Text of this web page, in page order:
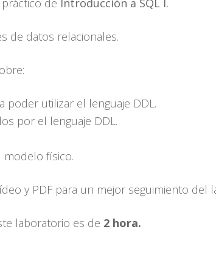
de Introducción a SQL I.
de datos relacionales.
poder utilizar el lenguaje DDL.
por el lenguaje DDL.
modelo físico.
y PDF para un mejor seguimiento del
laboratorio es de 2 hora.